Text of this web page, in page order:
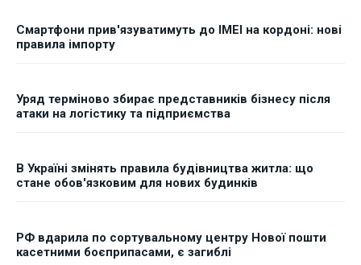
Смартфони прив'язуватимуть до IMEI на кордоні: нові
правила імпорту
Уряд терміново збирає представників бізнесу після
атаки на логістику та підприємства
В Україні змінять правила будівництва житла: що
стане обов'язковим для нових будинків
РФ вдарила по сортувальному центру Нової пошти
касетними боєприпасами, є загиблі